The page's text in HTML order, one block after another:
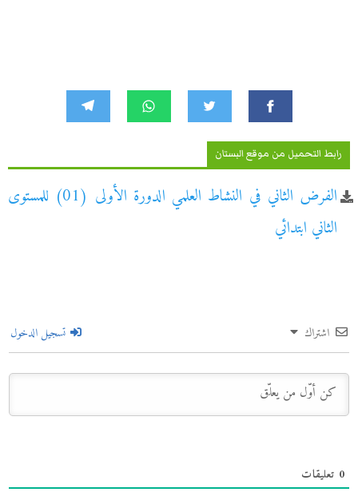
رابط التحميل من موقع البستان
الفرض الثاني في النشاط العلمي الدورة الأولى (01) للمستوى
الثاني ابتدائي
اشتراك تسجيل الدخول
0 تعليقات